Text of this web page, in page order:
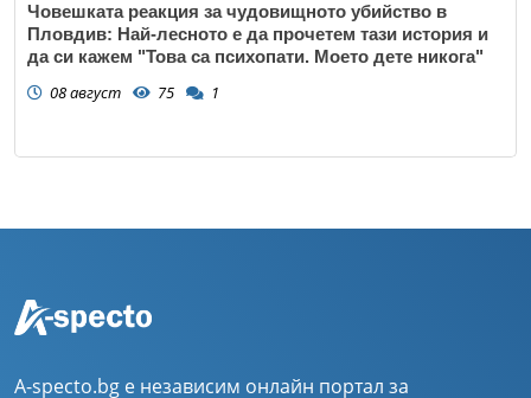
Човешката реакция за чудовищното убийство в
Пловдив: Най-лесното е да прочетем тази история и
да си кажем "Това са психопати. Моето дете никога"
08 август 75 1
A-specto.bg е независим онлайн портал за